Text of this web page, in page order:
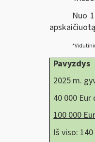
Nuo
Pavyzdys
2025 m.
40 000
100 000
Iš viso: